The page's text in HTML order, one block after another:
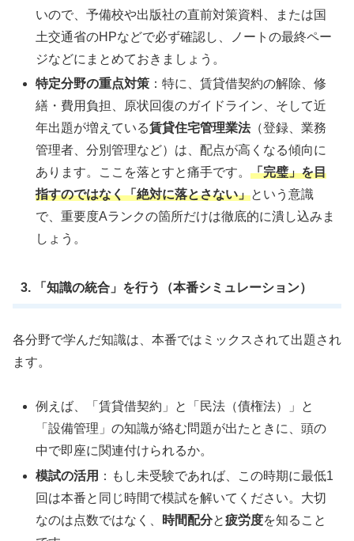
いので、予備校や出版社の直前対策資料、または国
土交通省のHPなどで必ず確認し、ノートの最終ペー
ジなどにまとめておきましょう。
特定分野の重点対策 ：特に、賃貸借契約の解除、修
繕・費用負担、原状回復のガイドライン、そして近
年出題が増えている賃貸住宅管理業法（登録、業務
管理者、分別管理など）は、配点が高くなる傾向に
あります。ここを落とすと痛手です。「完璧」を目
指すのではなく「絶対に落とさない」という意識
で、重要度Aランクの箇所だけは徹底的に潰し込みま
しょう。
3. 「知識の統合」を行う（本番シミュレーション）
各分野で学んだ知識は、本番ではミックスされて出題され
ます。
例えば、「賃貸借契約」と「民法（債権法）」と
「設備管理」の知識が絡む問題が出たときに、頭の
中で即座に関連付けられるか。
模試の活用 ：もし未受験であれば、この時期に最低1
回は本番と同じ時間で模試を解いてください。大切
なのは点数ではなく、
時間配分と疲労度を知ること